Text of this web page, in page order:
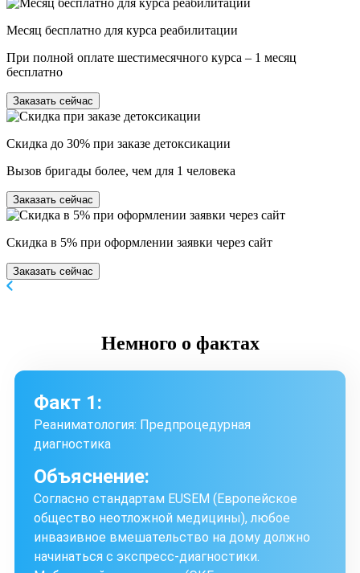
Месяц бесплатно для курса реабилитации
При полной оплате шестимесячного курса – 1 месяц
бесплатно
Заказать сейчас
Скидка до 30% при заказе детоксикации
Вызов бригады более, чем для 1 человека
Заказать сейчас
Скидка в 5% при оформлении заявки через сайт
Заказать сейчас
Немного о фактах
Факт 1:
Реаниматология: Предпроцедурная
диагностика
Объяснение:
Согласно стандартам EUSEM (Европейское
общество неотложной медицины), любое
инвазивное вмешательство на дому должно
начинаться с экспресс-диагностики.